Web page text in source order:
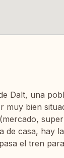
Dalt, una
bien
casa, hay
el tren